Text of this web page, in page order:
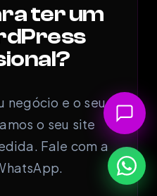
ter um
negócio e o seu
o seu site
Fale com a